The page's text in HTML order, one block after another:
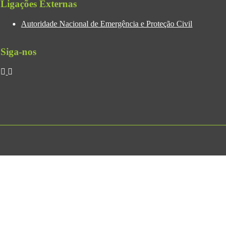
Ligações Externas
Autoridade Nacional de Emergência e Proteção Civil
Siga-nos